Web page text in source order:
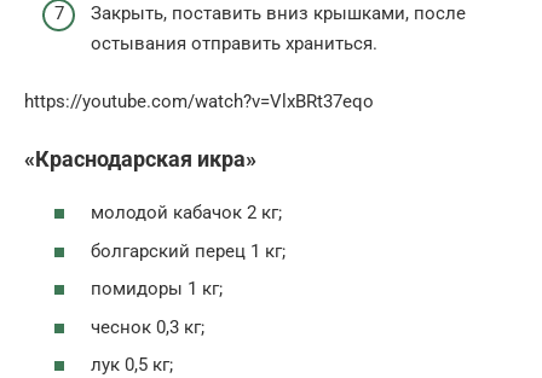
Закрыть, поставить вниз крышками, после
остывания отправить храниться.
https://youtube.com/watch?v=VlxBRt37eqo
«Краснодарская икра»
молодой кабачок 2 кг;
болгарский перец 1 кг;
помидоры 1 кг;
чеснок 0,3 кг;
лук 0,5 кг;